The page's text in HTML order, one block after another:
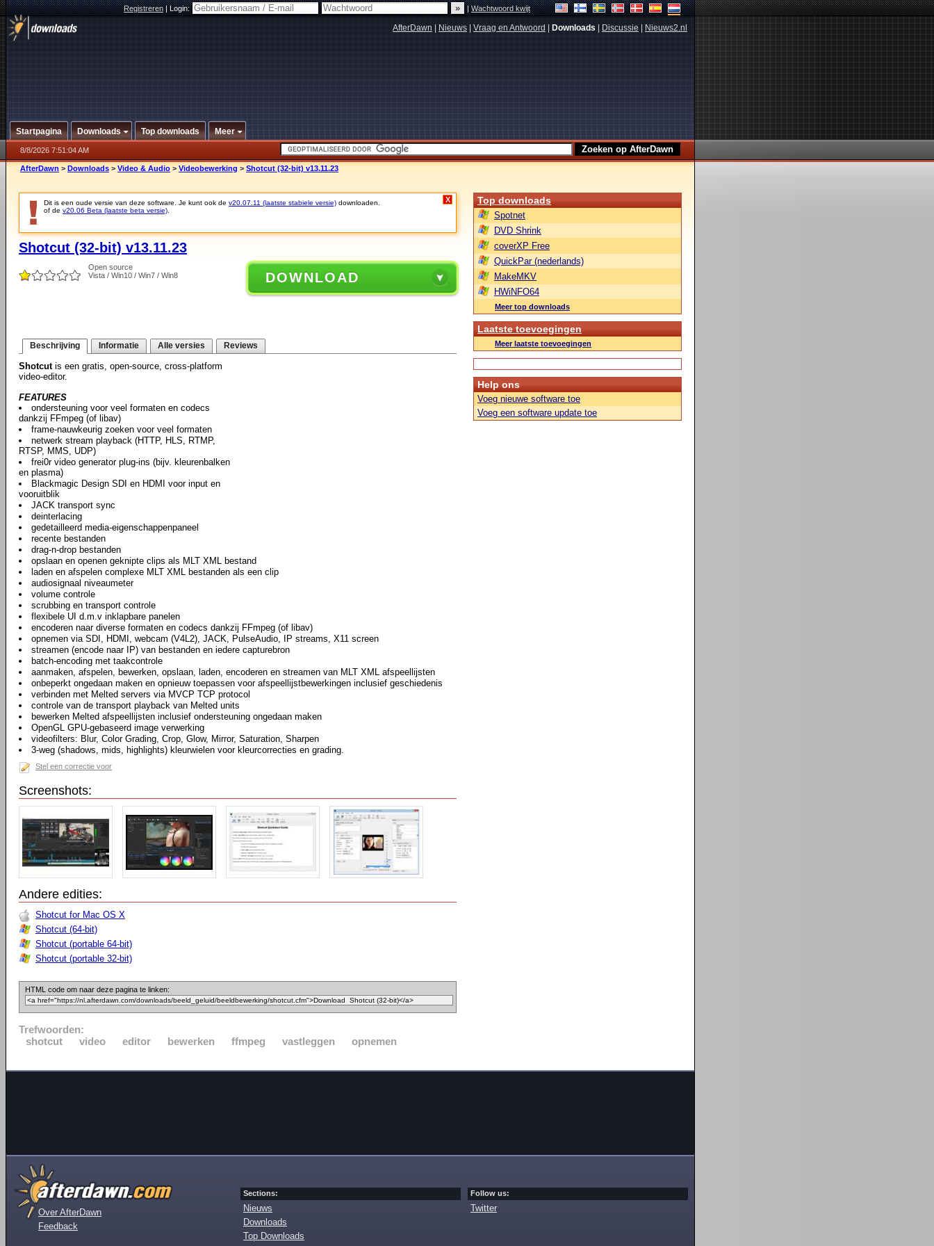
Registreren|Login: |Wachtwoord kwijt
AfterDawn Nieuws Vraag en Antwoord Downloads Discussie Nieuws2.nl
Startpagina Downloads Top downloads Meer
8/8/2026 7:51:04 AM
AfterDawn > Downloads > Video & Audio > Videobewerking > Shotcut (32-bit) v13.11.23
Dit is een oude versie van deze software. Je kunt ook de v20.07.11 (laatste stabiele versie) downloaden.
of de v20.06 Beta (laatste beta versie)
X
Shotcut (32-bit) v13.11.23
Open source
Vista / Win10 / Win7 / Win8
DOWNLOAD
Beschrijving Informatie Alle versies Reviews
Shotcutis een gratis, open-source, cross-platform
video-editor.
FEATURES
ondersteuning voor veel formaten en codecs
dankzij FFmpeg (of libav)
frame-nauwkeurig zoeken voor veel formaten
netwerk stream playback (HTTP, HLS, RTMP,
RTSP, MMS, UDP)
frei0r video generator plug-ins (bijv. kleurenbalken
en plasma)
Blackmagic Design SDI en HDMI voor input en
vooruitblik
JACK transport sync
deinterlacing
gedetailleerd media-eigenschappenpaneel
recente bestanden
drag-n-drop bestanden
opslaan en openen geknipte clips als MLT XML bestand
laden en afspelen complexe MLT XML bestanden als een clip
audiosignaal niveaumeter
volume controle
scrubbing en transport controle
flexibele UI d.m.v inklapbare panelen
encoderen naar diverse formaten en codecs dankzij FFmpeg (of libav)
opnemen via SDI, HDMI, webcam (V4L2), JACK, PulseAudio, IP streams, X11 screen
streamen (encode naar IP) van bestanden en iedere capturebron
batch-encoding met taakcontrole
aanmaken, afspelen, bewerken, opslaan, laden, encoderen en streamen van MLT XML afspeellijsten
onbeperkt ongedaan maken en opnieuw toepassen voor afspeellijstbewerkingen inclusief geschiedenis
verbinden met Melted servers via MVCP TCP protocol
controle van de transport playback van Melted units
bewerken Melted afspeellijsten inclusief ondersteuning ongedaan maken
OpenGL GPU-gebaseerd image verwerking
videofilters: Blur, Color Grading, Crop, Glow, Mirror, Saturation, Sharpen
3-weg (shadows, mids, highlights) kleurwielen voor kleurcorrecties en grading.
Stel een correctie voor
Screenshots:
Andere edities:
Shotcut for Mac OS X
Shotcut (64-bit)
Shotcut (portable 64-bit)
Shotcut (portable 32-bit)
HTML code om naar deze pagina te linken:
Trefwoorden:
shotcut
video editor bewerken ffmpeg vastleggen opnemen
Top downloads
Spotnet
DVD Shrink
coverXP Free
QuickPar (nederlands)
MakeMKV
HWiNFO64
Meer top downloads
Laatste toevoegingen
Meer laatste toevoegingen
Help ons
Voeg nieuwe software toe
Voeg een software update toe
Over AfterDawn
Feedback
Sections:
Nieuws
Downloads
Top Downloads
Follow us:
Twitter